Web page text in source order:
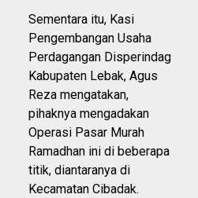
Sementara itu, Kasi
Pengembangan Usaha
Perdagangan Disperindag
Kabupaten Lebak, Agus
Reza mengatakan,
pihaknya mengadakan
Operasi Pasar Murah
Ramadhan ini di beberapa
titik, diantaranya di
Kecamatan Cibadak.